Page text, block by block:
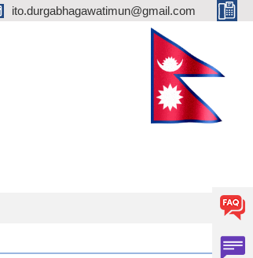
ito.durgabhagawatimun@gmail.com
खुल्ला दिशा मुक्त गाउँ पालिका घोषणा हुन सफल भएकोमा